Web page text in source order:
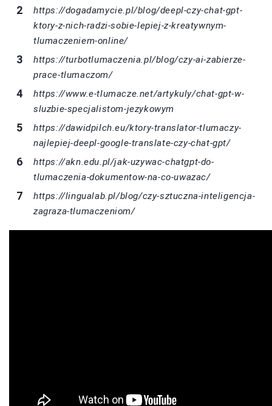
https://dogadamycie.pl/blog/deepl-czy-chat-gpt-
ktory-z-nich-radzi-sobie-lepiej-z-kreatywnym-
tlumaczeniem-online/
https://turbotlumaczenia.pl/blog/czy-ai-zabierze-
prace-tlumaczom/
https://www.e-tlumacze.net/artykuly/chat-gpt-w-
sluzbie-specjalistom-jezykowym
https://dawidpilch.eu/ktory-translator-tlumaczy-
najlepiej-deepl-google-translate-czy-chat-gpt/
https://akn.edu.pl/jak-uzywac-chatgpt-do-
tlumaczenia-dokumentow-na-co-uwazac/
https://lingualab.pl/blog/czy-sztuczna-inteligencja-
zagraza-tlumaczeniom/